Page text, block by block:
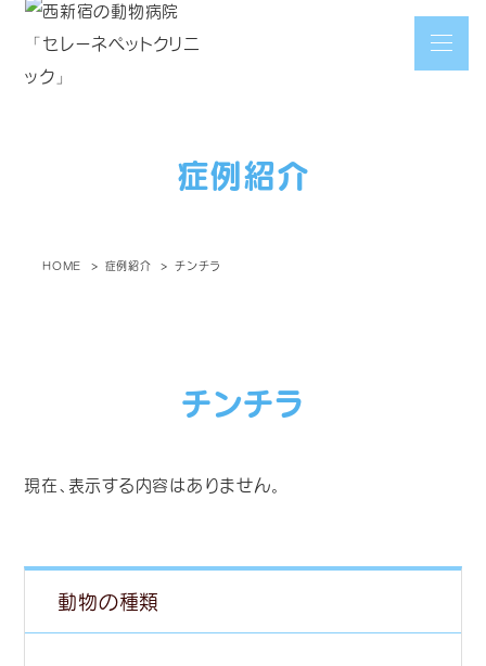
症例紹介
HOME 症例紹介 チンチラ
チンチラ
現在、表示する内容はありません。
動物の種類